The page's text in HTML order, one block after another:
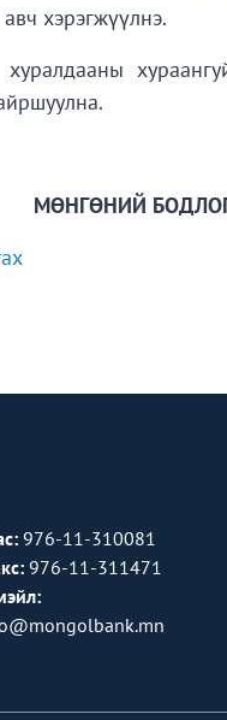
хэрэгжүүлнэ.
МӨНГӨНИЙ
976-11-310081
976-11-311471